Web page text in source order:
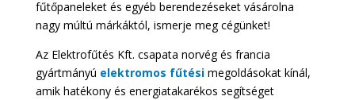
fűtőpaneleket és egyéb berendezéseket vásárolna
nagy múltú márkáktól, ismerje meg cégünket!
Az Elektrofűtés Kft. csapata norvég és francia
gyártmányú elektromos fűtésimegoldásokat kínál,
amik hatékony és energiatakarékos segítséget